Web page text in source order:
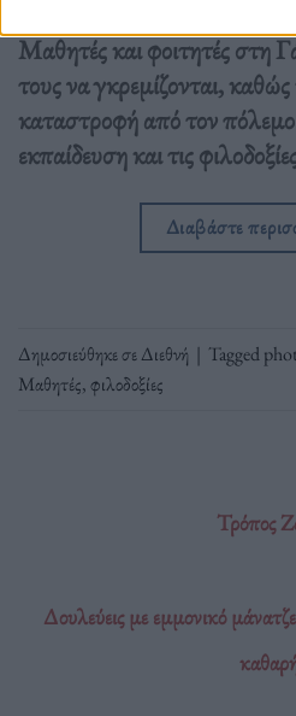
Μαθητές και φοιτητές στη
τους να γκρεμίζονται, καθώς
καταστροφή από τον
εκπαίδευση και τις
Διαβάστε
Δημοσιεύθηκε σεΔιεθνή | Tagged
Μαθητές,φιλοδοξίες
Τρόπος
Δουλεύεις με εμμονικό